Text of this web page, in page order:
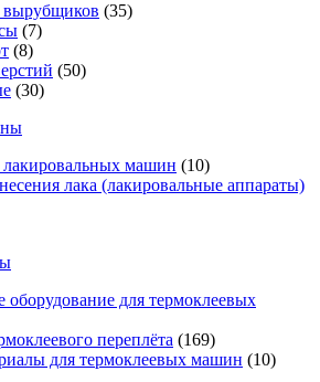
вырубщиков (35)
(7)
(8)
(50)
(30)
лакировальных машин (10)
лака (лакировальные аппараты)
оборудование для термоклеевых
переплёта (169)
для термоклеевых машин (10)